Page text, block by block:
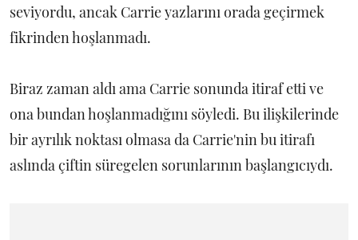
seviyordu, ancak Carrie yazlarını orada geçirmek
fikrinden hoşlanmadı.
Biraz zaman aldı ama Carrie sonunda itiraf etti ve
ona bundan hoşlanmadığını söyledi. Bu ilişkilerinde
bir ayrılık noktası olmasa da Carrie'nin bu itirafı
aslında çiftin süregelen sorunlarının başlangıcıydı.